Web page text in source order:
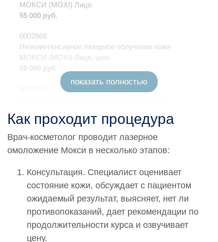
показать полностью
МОКСИ (MOXI) Лицо
55 000 руб.
0002868
Низкоинтенсивное лазерное облучение кожи
МОКСИ (MOXI) Лицо, шея
69 000 руб.
69 000 руб.
0002870
Низкоинтенсивное лазерное облучение кожи
85 000 руб.
Низкоинтенсивное лазерное облучение кожи
МОКСИ (MOXI). Дополнительная зона к процедуре
30 000 руб.
Как проходит процедура
Врач-косметолог проводит лазерное
омоложение Мокси в несколько этапов:
Консультация. Специалист оценивает
состояние кожи, обсуждает с пациентом
ожидаемый результат, выясняет, нет ли
противопоказаний, дает рекомендации по
продолжительности курса и озвучивает
цену.